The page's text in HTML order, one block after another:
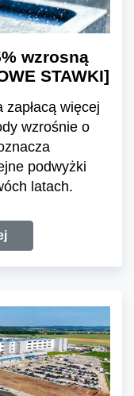
wzrosną
STAWKI]
zapłacą więcej
wzrośnie o
podwyżki
latach.